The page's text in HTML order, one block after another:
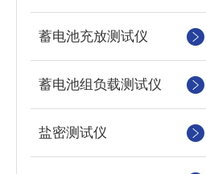
蓄电池充放测试仪
蓄电池组负载测试仪
盐密测试仪